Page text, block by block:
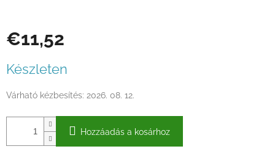
€11,52
Készleten
Várható kézbesítés: 2026. 08. 12.
Hozzáadás a kosárhoz